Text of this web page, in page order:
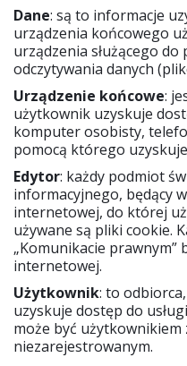
Dane: są to informacje
urządzenia końcowego
urządzenia służącego
odczytywania danych
Urządzenie końcowe:
użytkownik uzyskuje
komputer osobisty,
pomocą którego
Edytor: każdy podmiot
informacyjnego, będący
internetowej, do której
używane są pliki cookie.
„Komunikacie
internetowej.
Użytkownik: to
uzyskuje dostęp do
może być
niezarejestrowanym.